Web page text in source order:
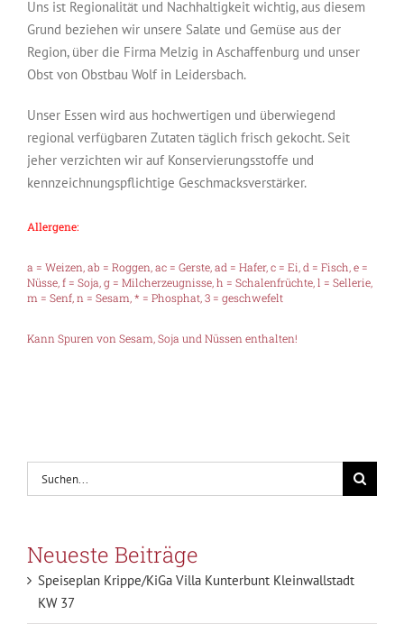
Uns ist Regionalität und Nachhaltigkeit wichtig, aus diesem
Grund beziehen wir unsere Salate und Gemüse aus der
Region, über die Firma Melzig in Aschaffenburg und unser
Obst von Obstbau Wolf in Leidersbach.
Unser Essen wird aus hochwertigen und überwiegend
regional verfügbaren Zutaten täglich frisch gekocht. Seit
jeher verzichten wir auf Konservierungsstoffe und
kennzeichnungspflichtige Geschmacksverstärker.
Allergene:
a = Weizen, ab = Roggen, ac = Gerste, ad = Hafer, c = Ei, d = Fisch, e =
Nüsse, f = Soja, g = Milcherzeugnisse, h = Schalenfrüchte, l = Sellerie,
m = Senf, n = Sesam, * = Phosphat, 3 = geschwefelt
Kann Spuren von Sesam, Soja und Nüssen enthalten!
Suche
nach:
Neueste Beiträge
Speiseplan Krippe/KiGa Villa Kunterbunt Kleinwallstadt
KW 37